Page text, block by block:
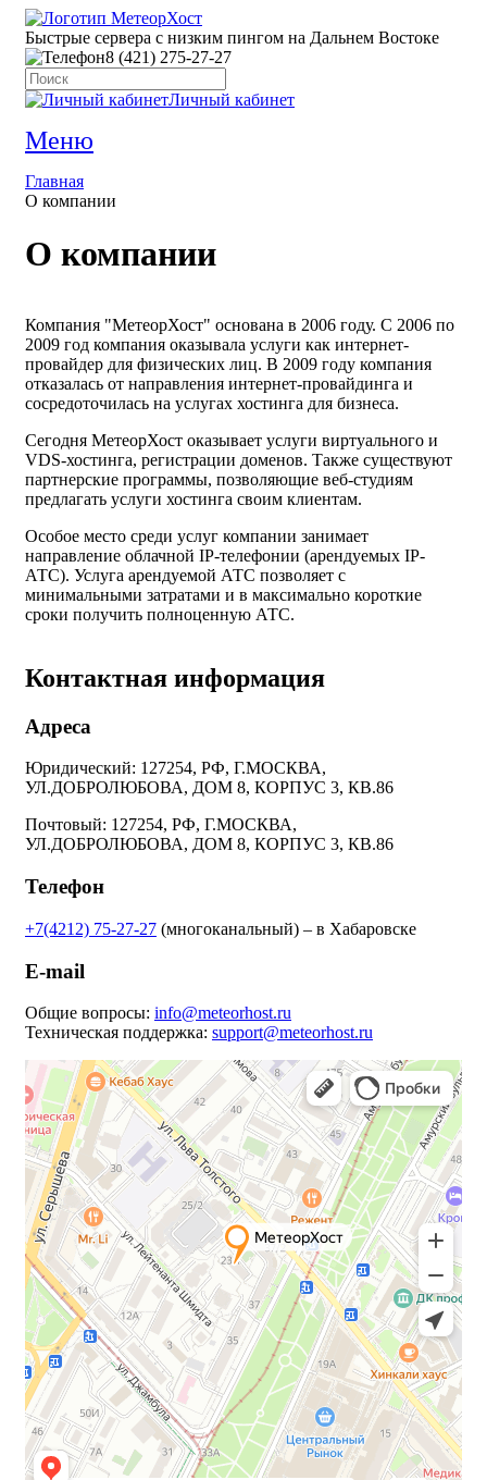
Быстрые сервера с низким пингом на Дальнем Востоке
8 (421) 275-27-27
Личный кабинет
Меню
Главная
О компании
О компании
Компания "МетеорХост" основана в 2006 году. С 2006 по
2009 год компания оказывала услуги как интернет-
провайдер для физических лиц. В 2009 году компания
отказалась от направления интернет-провайдинга и
сосредоточилась на услугах хостинга для бизнеса.
Сегодня МетеорХост оказывает услуги виртуального и
VDS-хостинга, регистрации доменов. Также существуют
партнерские программы, позволяющие веб-студиям
предлагать услуги хостинга своим клиентам.
Особое место среди услуг компании занимает
направление облачной IP-телефонии (арендуемых IP-
АТС). Услуга арендуемой АТС позволяет с
минимальными затратами и в максимально короткие
сроки получить полноценную АТС.
Контактная информация
Адреса
Юридический: 127254, РФ, Г.МОСКВА,
УЛ.ДОБРОЛЮБОВА, ДОМ 8, КОРПУС 3, КВ.86
Почтовый: 127254, РФ, Г.МОСКВА,
УЛ.ДОБРОЛЮБОВА, ДОМ 8, КОРПУС 3, КВ.86
Телефон
+7(4212) 75-27-27 (многоканальный) – в Хабаровске
E-mail
Общие вопросы: info@meteorhost.ru
Техническая поддержка: support@meteorhost.ru